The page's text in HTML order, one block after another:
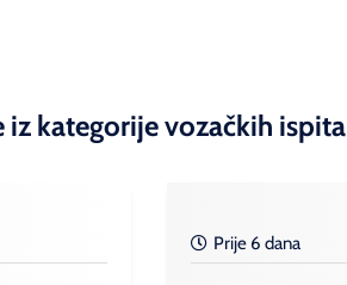
iz kategorije vozačkih ispita
Prije 6 dana